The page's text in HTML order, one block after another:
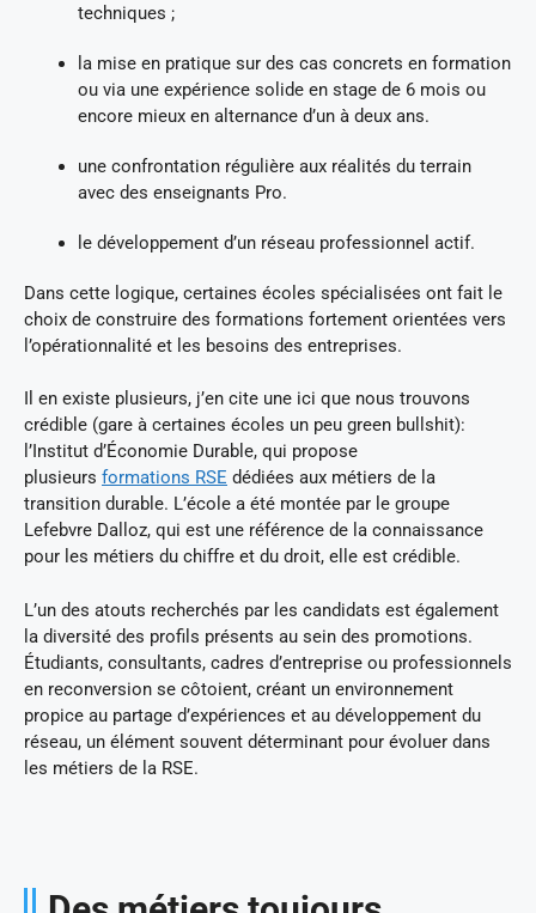
techniques ;
la mise en pratique sur des cas concrets en formation
ou via une expérience solide en stage de 6 mois ou
encore mieux en alternance d’un à deux ans.
une confrontation régulière aux réalités du terrain
avec des enseignants Pro.
le développement d’un réseau professionnel actif.
Dans cette logique, certaines écoles spécialisées ont fait le
choix de construire des formations fortement orientées vers
l’opérationnalité et les besoins des entreprises.
Il en existe plusieurs, j’en cite une ici que nous trouvons
crédible (gare à certaines écoles un peu green bullshit):
l’Institut d’Économie Durable, qui propose
plusieurs formations RSE dédiées aux métiers de la
transition durable. L’école a été montée par le groupe
Lefebvre Dalloz, qui est une référence de la connaissance
pour les métiers du chiffre et du droit, elle est crédible.
L’un des atouts recherchés par les candidats est également
la diversité des profils présents au sein des promotions.
Étudiants, consultants, cadres d’entreprise ou professionnels
en reconversion se côtoient, créant un environnement
propice au partage d’expériences et au développement du
réseau, un élément souvent déterminant pour évoluer dans
les métiers de la RSE.